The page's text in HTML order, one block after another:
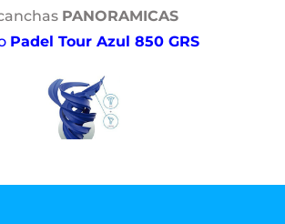
PANORAMICAS
Padel Tour Azul 850 GRS